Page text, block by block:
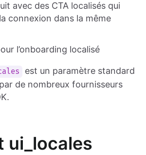
avec des CTA localisés qui
connexion dans la même
l’onboarding localisé
est un paramètre standard
de nombreux fournisseurs
ui_locales